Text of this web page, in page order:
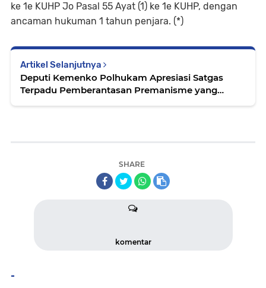
ke 1e KUHP Jo Pasal 55 Ayat (1) ke 1e KUHP, dengan
ancaman hukuman 1 tahun penjara. (*)
Artikel Selanjutnya
Deputi Kemenko Polhukam Apresiasi Satgas
Terpadu Pemberantasan Premanisme yang
SHARE
komentar
-